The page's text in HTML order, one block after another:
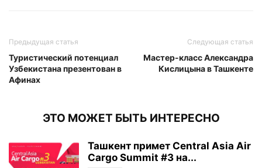
Предыдущая статья
Туристический потенциал
Узбекистана презентован в
Афинах
Следующая статья
Мастер-класс Александра
Кислицына в Ташкенте
ЭТО МОЖЕТ БЫТЬ ИНТЕРЕСНО
Ташкент примет Central Asia Air
Cargo Summit #3 на...